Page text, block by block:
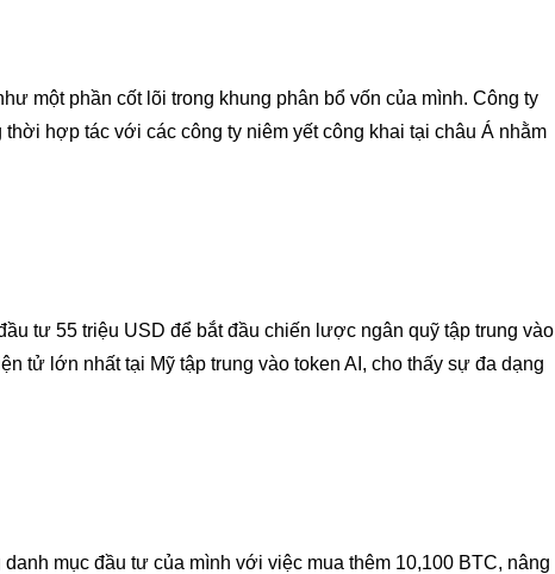
một phần cốt lõi trong khung phân bổ vốn của mình. Công ty
hợp tác với các công ty niêm yết công khai tại châu Á nhằm
tư 55 triệu USD để bắt đầu chiến lược ngân quỹ tập trung vào
tử lớn nhất tại Mỹ tập trung vào token AI, cho thấy sự đa dạng
mục đầu tư của mình với việc mua thêm 10,100 BTC, nâng